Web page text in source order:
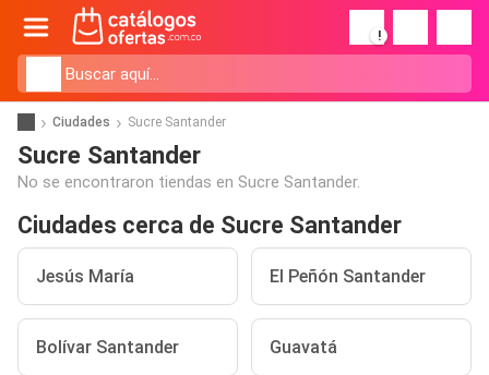
!
Ciudades Sucre Santander
Sucre Santander
No se encontraron tiendas en Sucre Santander.
Ciudades cerca de Sucre Santander
Jesús María El Peñón Santander
Bolívar Santander Guavatá